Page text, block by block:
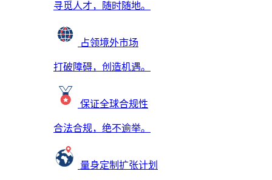
寻觅人才，随时随地。
占领境外市场
打破障碍，创造机遇。
保证全球合规性
合法合规，绝不逾举。
量身定制扩张计划